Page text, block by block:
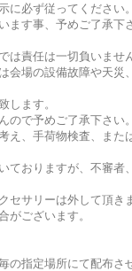
必ず従ってください。
す事、予めご了承下
責任は一切負いません
場の設備故障や天災
します。
ので予めご了承下さい。
、手荷物検査、また
おりますが、不審者
サリーは外して頂き
がございます。
指定場所にて配布さ